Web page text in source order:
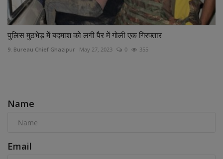
पुलिस मुठभेड़ में बदमाश को लगी पैर में गोली एक गिरफ्तार
9. Bureau Chief Ghazipur May 27, 2023 0 355
Name
Email